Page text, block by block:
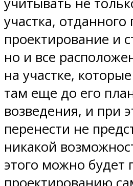
участка, отданного
проектирование и
но и все
на участке,
там еще до его
возведения, и при
перенести не
никакой
этого можно будет